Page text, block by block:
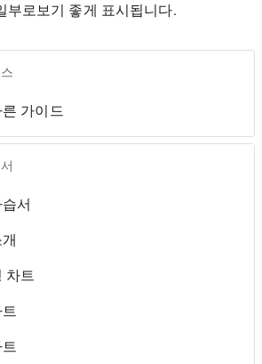
부로보기 좋게 표시됩니다.
가이드
서
차트